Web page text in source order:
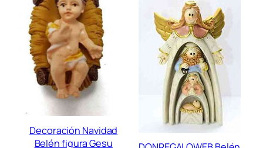
Decoración Navidad
Belén figura Gesu